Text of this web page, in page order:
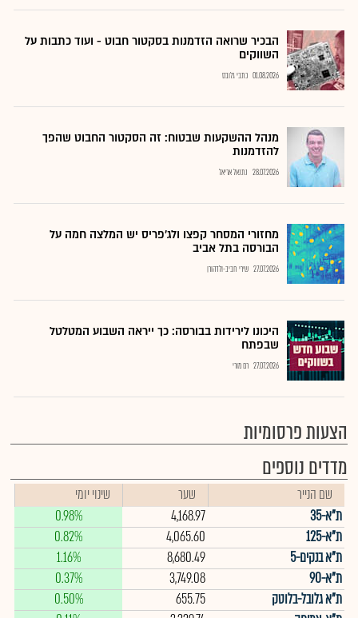
הבכיר שרואה הזדמנות בסקטור חבוט - ועוד כתבות על
השווקים
01.08.2026 כתבי גלובס
מנהל ההשקעות שבטוח: זה הסקטור החבוט שהפך
להזדמנות
28.07.2026 נתנאל אריאל
מחזורי המסחר קפצו ולג'פריס יש המלצה חמה על
הבורסה בתל אביב
27.07.2026 שירי חביב-ולדהורן
היכונו לירידות בבורסה: כך ייראה השבוע המטלטל
שבפתח
27.07.2026 רם מורי
הצעות פרסומיות
מדדים נוספים
שם הנייר שער
שינוי יומי
ת"א-35
4,168.97
0.98%
ת"א-125
4,065.60
0.82%
ת"א בנקים-5
8,680.49
1.16%
ת"א-90
3,749.08
0.37%
ת"א גלובל-בלוטק
655.75
0.50%